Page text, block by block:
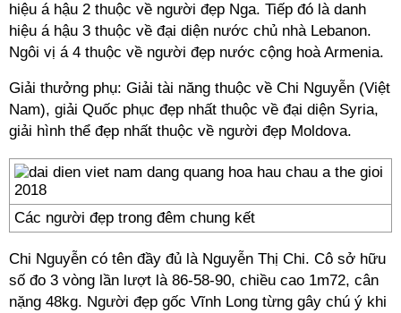
hiệu á hậu 2 thuộc về người đẹp Nga. Tiếp đó là danh
hiệu á hậu 3 thuộc về đại diện nước chủ nhà Lebanon.
Ngôi vị á 4 thuộc về người đẹp nước cộng hoà Armenia.
Giải thưởng phụ: Giải tài năng thuộc về Chi Nguyễn (Việt
Nam), giải Quốc phục đẹp nhất thuộc về đại diện Syria,
giải hình thể đẹp nhất thuộc về người đẹp Moldova.
Các người đẹp trong đêm chung kết
Chi Nguyễn có tên đầy đủ là Nguyễn Thị Chi. Cô sở hữu
số đo 3 vòng lần lượt là 86-58-90, chiều cao 1m72, cân
nặng 48kg. Người đẹp gốc Vĩnh Long từng gây chú ý khi